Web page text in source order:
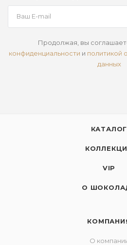
Продолжая, вы
конфиденциальности и политикой
данных
КАТАЛОГ
VIP
О
О